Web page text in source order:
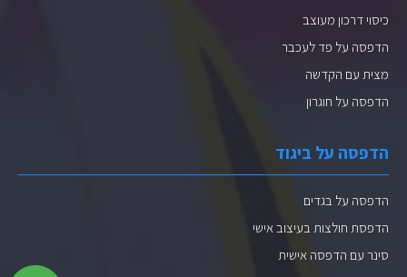
כיסוי דרכון מעוצב
הדפסה על פד לעכבר
מצית עם הקדשה
הדפסה על חוגרון
הדפסה על ביגוד
הדפסה על בגדים
הדפסת חולצות בעיצוב אישי
סינר עם הדפסה אישית